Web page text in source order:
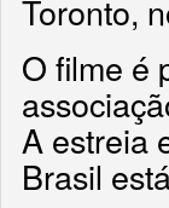
Toronto,
O filme é
A estreia
Brasil